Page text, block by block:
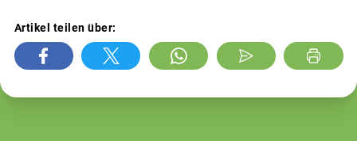
Artikel teilen über: